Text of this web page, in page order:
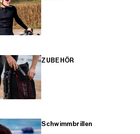
ZUBEHÖR
Schwimmbrillen